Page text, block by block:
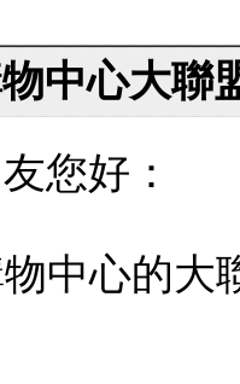
中心大聯
您好：
中心的大